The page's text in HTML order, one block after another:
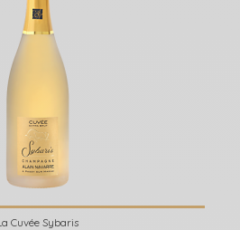
Cuvée Sybaris